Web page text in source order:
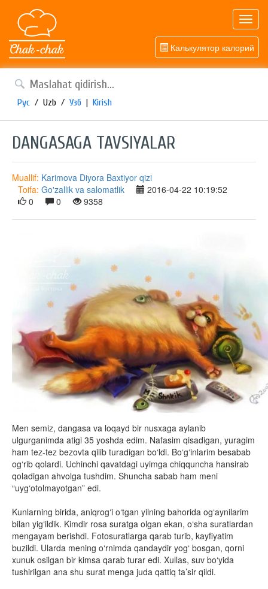
Калькулятор калорий
Рус / Uzb / Узб | Kirish
DANGASAGA TAVSIYALAR
Muallif: Karimova Diyora Baxtiyor qizi
Toifa: Go'zallik va salomatlik
2016-04-22 10:19:52
0
0 9358
Men semiz, dangasa va loqayd bir nusxaga aylanib
ulgurganimda atigi 35 yoshda edim. Nafasim qisadigan, yuragim
ham tez-tez bezovta qilib turadigan bo‘ldi. Bo‘g‘inlarim besabab
og‘rib qolardi. Uchinchi qavatdagi uyimga chiqquncha hansirab
qoladigan ahvolga tushdim. Shuncha sabab ham meni
“uyg‘otolmayotgan” edi.
Kunlarning birida, aniqrog‘i o‘tgan yilning bahorida og‘aynilarim
bilan yig‘ildik. Kimdir rosa suratga olgan ekan, o‘sha suratlardan
mengayam berishdi. Fotosuratlarga qarab turib, kayfiyatim
buzildi. Ularda mening o‘rnimda qandaydir yog‘ bosgan, qorni
xunuk osilgan bir kimsa qarab turar edi. Xullas, suv bo‘yida
tushirilgan ana shu surat menga juda qattiq ta’sir qildi.